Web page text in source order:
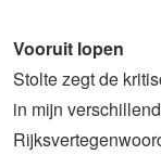
Vooruit lopen
Stolte zegt de
in mijn